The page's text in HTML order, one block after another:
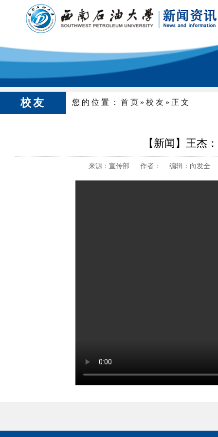
校友 您的位置： 首页 » 校友 »正文
【新闻】王杰
来源：宣传部 作者： 编辑：向发